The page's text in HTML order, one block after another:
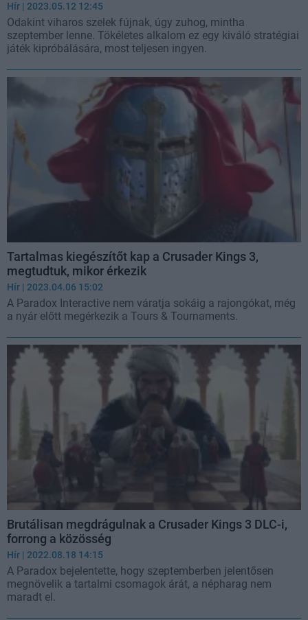
Hír | 2023.05.12 12:45
Odakint viharos szelek fújnak, úgy zuhog, mintha
szeptember lenne. Tökéletes alkalom ez egy kiváló stratégiai
játék kipróbálására, most teljesen ingyen.
Tartalmas kiegészítőt kap a Crusader Kings 3,
megtudtuk, mikor érkezik
Hír | 2023.04.06 15:02
A Paradox Interactive nem váratja sokáig a rajongókat, még
a nyár előtt megérkezik a Tours & Tournaments.
Brutálisan megdrágulnak a Crusader Kings 3 DLC-i,
forrong a közösség
Hír | 2022.08.18 14:15
A Paradox bejelentette, hogy szeptemberben jelentősen
megnövelik a tartalmi csomagok árát, a népharag nem
maradt el.